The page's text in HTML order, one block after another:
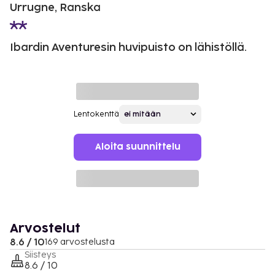
Urrugne, Ranska
Ibardin Aventuresin huvipuisto on lähistöllä.
Lentokenttä
Aloita suunnittelu
Arvostelut
8.6 / 10169 arvostelusta
Siisteys
8.6 / 10